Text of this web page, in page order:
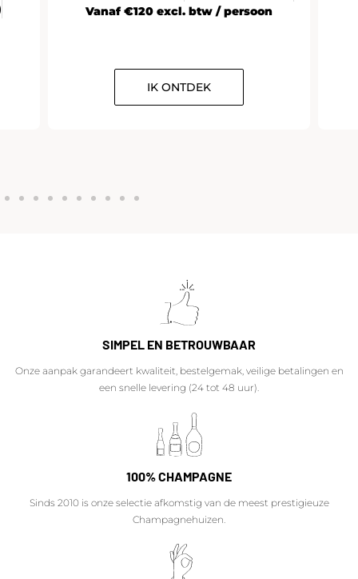
Vanaf €120 excl. btw / persoon
IK ONTDEK
SIMPEL EN BETROUWBAAR
Onze aanpak garandeert kwaliteit, bestelgemak, veilige betalingen en
een snelle levering (24 tot 48 uur).
100% CHAMPAGNE
Sinds 2010 is onze selectie afkomstig van de meest prestigieuze
Champagnehuizen.